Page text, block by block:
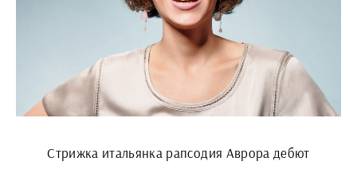
Стрижка итальянка рапсодия Аврора дебют